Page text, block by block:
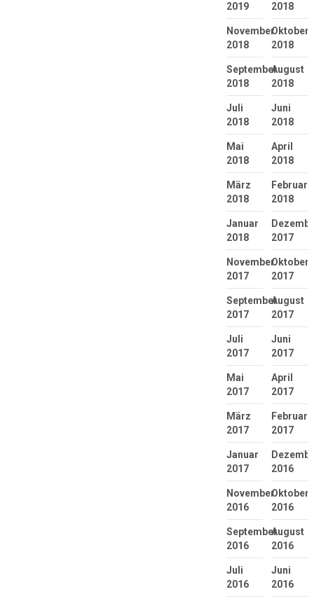
2019
2018
November
2018
Oktober
2018
September
2018
August
2018
Juli
2018
Juni
2018
Mai
2018
April
2018
März
2018
Februar
2018
Januar
2018
2017
November
2017
Oktober
2017
September
2017
August
2017
Juli
2017
Juni
2017
Mai
2017
April
2017
März
2017
Februar
2017
Januar
2017
2016
November
2016
Oktober
2016
September
2016
August
2016
Juli
2016
Juni
2016